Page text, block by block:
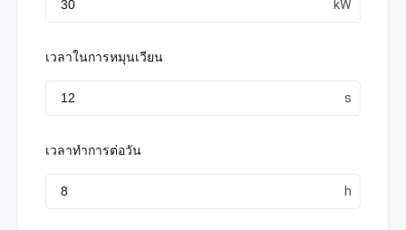
เวลาในการหมุนเวียน
เวลาทำการต่อวัน